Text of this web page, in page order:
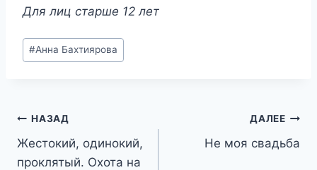
Для лиц старше 12 лет
Метки
записи:
#Анна Бахтиярова
Навигация
по
НАЗАД
Жестокий, одинокий,
проклятый. Охота на
ДАЛЕЕ
Не моя свадьба